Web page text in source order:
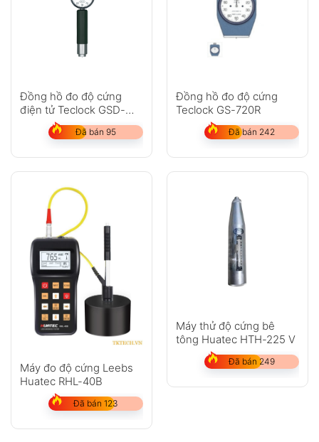
Đồng hồ đo độ cứng
điện tử Teclock GSD-
Đã bán 95
Đồng hồ đo độ cứng
Teclock GS-720R
Đã bán 242
Máy đo độ cứng Leebs
Huatec RHL-40B
Đã bán 123
Máy thử độ cứng bê
tông Huatec HTH-225 V
Đã bán 249